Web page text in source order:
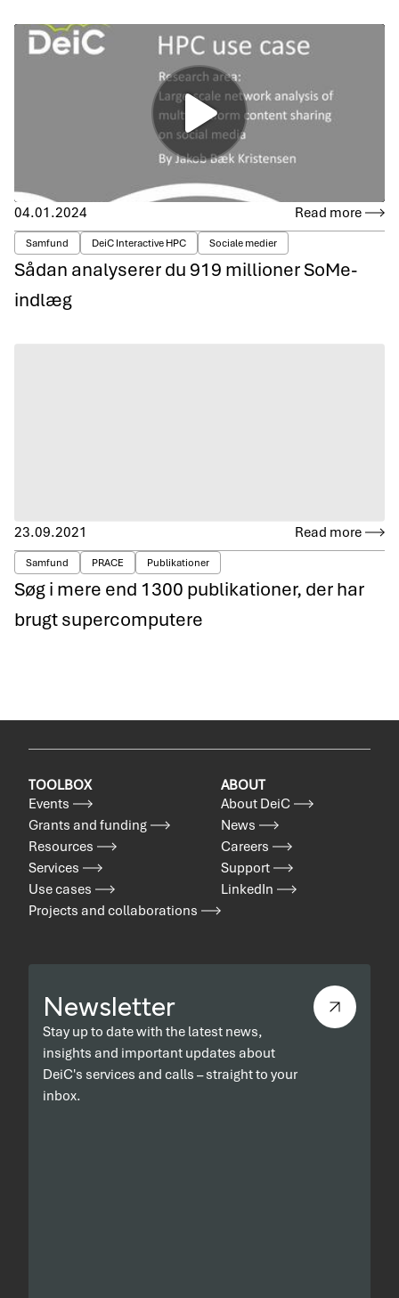
04.01.2024 Read more
Samfund DeiC Interactive HPC Sociale medier
Sådan analyserer du 919 millioner SoMe-
indlæg
23.09.2021 Read more
Samfund PRACE Publikationer
Søg i mere end 1300 publikationer, der har
brugt supercomputere
TOOLBOX
Events
Grants and funding
Resources
Services
Use cases
Projects and collaborations
ABOUT
About DeiC
News
Careers
Support
LinkedIn
Newsletter
Stay up to date with the latest news,
insights and important updates about
DeiC's services and calls – straight to your
inbox.